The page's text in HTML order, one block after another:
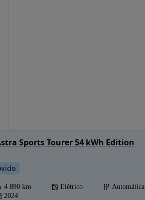
Sports Tourer 54 kWh Edition
4 890 km Elétrico
Automática
2024